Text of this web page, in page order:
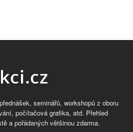
seminářů, workshopů z oboru
počítačová grafika, atd. Přehled
a pořádaných většinou zdarma.